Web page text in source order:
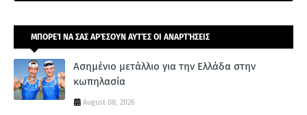
ΜΠΟΡΕΊ ΝΑ ΣΑΣ ΑΡΈΣΟΥΝ ΑΥΤΈΣ ΟΙ ΑΝΑΡΤΉΣΕΙΣ
Ασημένιο μετάλλιο για την Ελλάδα στην
κωπηλασία
August 08, 2026